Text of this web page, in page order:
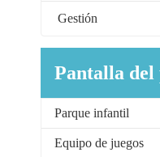
Gestión
Pantalla del
Parque infantil
Equipo de juegos